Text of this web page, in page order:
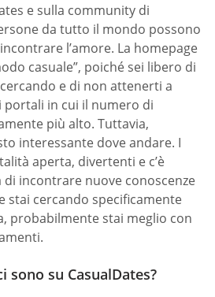
e sulla community di
da tutto il mondo possono
l’amore. La homepage
casuale”, poiché sei libero di
e di non attenerti a
portali in cui il numero di
più alto. Tuttavia,
interessante dove andare. I
aperta, divertenti e c’è
incontrare nuove conoscenze
stai cercando specificamente
probabilmente stai meglio con
sono su CasualDates?